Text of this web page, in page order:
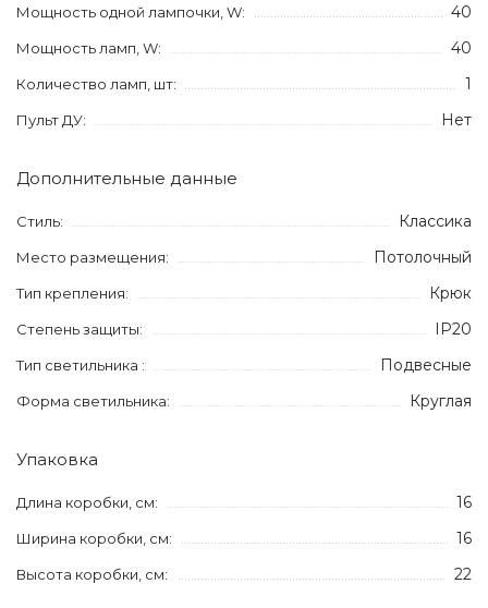
Мощность одной лампочки, W: 40
Мощность ламп, W: 40
Количество ламп, шт: 1
Пульт ДУ: Нет
Дополнительные данные
Стиль: Классика
Место размещения: Потолочный
Тип крепления: Крюк
Степень защиты: IP20
Тип светильника : Подвесные
Форма светильника: Круглая
Упаковка
Длина коробки, см: 16
Ширина коробки, см: 16
Высота коробки, см: 22